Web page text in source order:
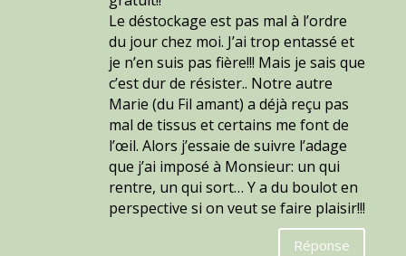
Le déstockage est pas mal à l’ordre
du jour chez moi. J’ai trop entassé et
je n’en suis pas fière!!! Mais je sais que
c’est dur de résister.. Notre autre
Marie (du Fil amant) a déjà reçu pas
mal de tissus et certains me font de
l’œil. Alors j’essaie de suivre l’adage
que j’ai imposé à Monsieur: un qui
rentre, un qui sort… Y a du boulot en
perspective si on veut se faire plaisir!!!
Réponse